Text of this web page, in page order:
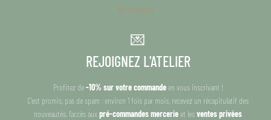
Me contacter
💌
REJOIGNEZ L'ATELIER
Profitez de-10% sur votre commandeen vous inscrivant !
C'est promis, pas de spam : environ 1 fois par mois, recevez un récapitulatif des
nouveautés, l'accès aux pré-commandes mercerie et lesventes privées